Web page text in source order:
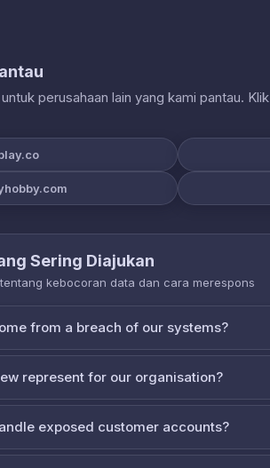
perusahaan lain yang kami pantau.
Sering Diajukan
kebocoran data dan cara merespons
from a breach of our systems?
represent for our organisation?
exposed customer accounts?